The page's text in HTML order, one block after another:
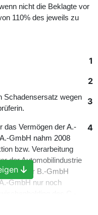
nicht die Beklagte vor
110% des jeweils zu
1
2
3
Schadensersatz wegen
4
das Vermögen der A.-
GmbH nahm 2008
bzw. Verarbeitung
der Automobilindustrie
von der B.-GmbH
GmbH nur noch